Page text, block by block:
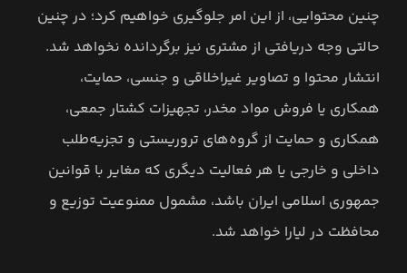
چنین محتوایی، از این امر جلوگیری خواهیم کرد؛ در چنین
حالتی وجه دریافتی از مشتری نیز برگردانده نخواهد شد.
انتشار محتوا و تصاویر غیراخلاقی و جنسی، حمایت،
همکاری یا فروش مواد مخدر، تجهیزات کشتار جمعی،
همکاری و حمایت از گروه‌های تروریستی و تجزیه‌طلب
داخلی و خارجی یا هر فعالیت دیگری که مغایر با قوانین
جمهوری اسلامی ایران باشد، مشمول ممنوعیت توزیع و
محافظت در لیارا خواهد شد.